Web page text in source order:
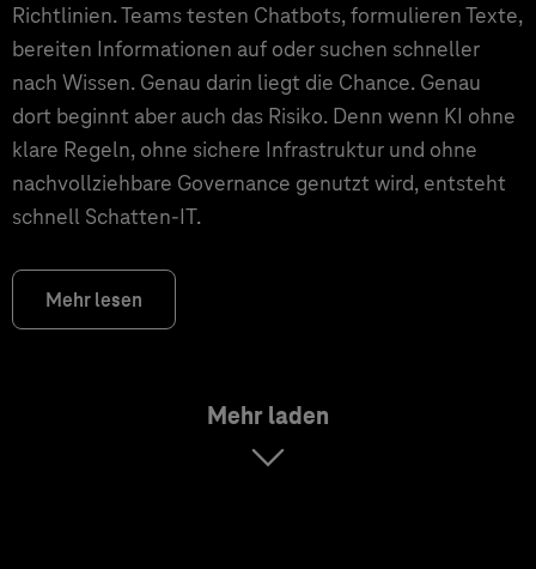
Richtlinien. Teams testen Chatbots, formulieren Texte,
bereiten Informationen auf oder suchen schneller
nach Wissen. Genau darin liegt die Chance. Genau
dort beginnt aber auch das Risiko. Denn wenn KI ohne
klare Regeln, ohne sichere Infrastruktur und ohne
nachvollziehbare Governance genutzt wird, entsteht
schnell Schatten-IT.
Mehr lesen
Mehr laden